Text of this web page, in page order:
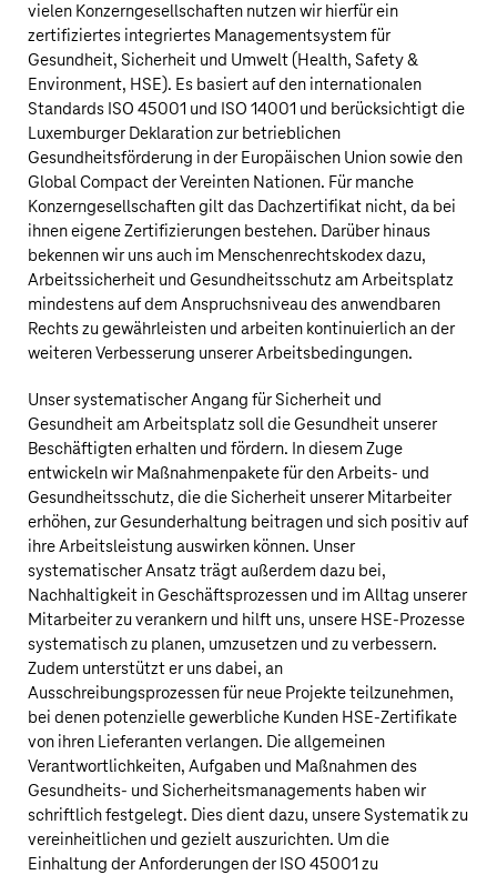
vielen Konzerngesellschaften nutzen wir hierfür ein
zertifiziertes integriertes Managementsystem für
Gesundheit, Sicherheit und Umwelt (Health, Safety &
Environment, HSE). Es basiert auf den internationalen
Standards ISO 45001 und ISO 14001 und berücksichtigt die
Luxemburger Deklaration zur betrieblichen
Gesundheitsförderung in der Europäischen Union sowie den
Global Compact der Vereinten Nationen. Für manche
Konzerngesellschaften gilt das Dachzertifikat nicht, da bei
ihnen eigene Zertifizierungen bestehen. Darüber hinaus
bekennen wir uns auch im Menschenrechtskodex dazu,
Arbeitssicherheit und Gesundheitsschutz am Arbeitsplatz
mindestens auf dem Anspruchsniveau des anwendbaren
Rechts zu gewährleisten und arbeiten kontinuierlich an der
weiteren Verbesserung unserer Arbeitsbedingungen.
Unser systematischer Angang für Sicherheit und
Gesundheit am Arbeitsplatz soll die Gesundheit unserer
Beschäftigten erhalten und fördern. In diesem Zuge
entwickeln wir Maßnahmenpakete für den Arbeits- und
Gesundheitsschutz, die die Sicherheit unserer Mitarbeiter
erhöhen, zur Gesunderhaltung beitragen und sich positiv auf
ihre Arbeitsleistung auswirken können. Unser
systematischer Ansatz trägt außerdem dazu bei,
Nachhaltigkeit in Geschäftsprozessen und im Alltag unserer
Mitarbeiter zu verankern und hilft uns, unsere HSE-Prozesse
systematisch zu planen, umzusetzen und zu verbessern.
Zudem unterstützt er uns dabei, an
Ausschreibungsprozessen für neue Projekte teilzunehmen,
bei denen potenzielle gewerbliche Kunden HSE-Zertifikate
von ihren Lieferanten verlangen. Die allgemeinen
Verantwortlichkeiten, Aufgaben und Maßnahmen des
Gesundheits- und Sicherheitsmanagements haben wir
schriftlich festgelegt. Dies dient dazu, unsere Systematik zu
vereinheitlichen und gezielt auszurichten. Um die
Einhaltung der Anforderungen der ISO 45001 zu